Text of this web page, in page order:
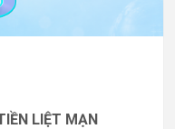
LIỆT MẠN